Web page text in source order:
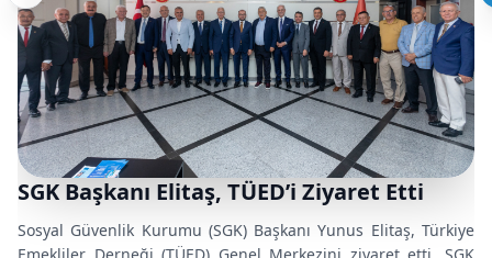
SGK Başkanı Elitaş, TÜED’i Ziyaret Etti
Sosyal Güvenlik Kurumu (SGK) Başkanı Yunus Elitaş, Türkiye